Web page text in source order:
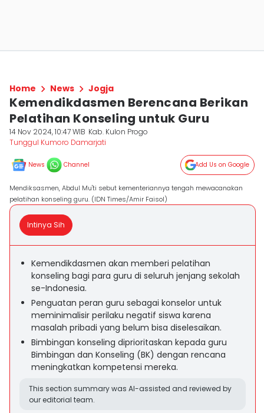
Home News Jogja
Kemendikdasmen Berencana Berikan
Pelatihan Konseling untuk Guru
14 Nov 2024, 10:47 WIB Kab. Kulon Progo
Tunggul Kumoro Damarjati
News Channel Add Us on Google
Mendiksasmen, Abdul Mu'ti sebut kementeriannya tengah mewacanakan
pelatihan konseling guru. (IDN Times/Amir Faisol)
Intinya Sih
Kemendikdasmen akan memberi pelatihan
konseling bagi para guru di seluruh jenjang sekolah
se-Indonesia.
Penguatan peran guru sebagai konselor untuk
meminimalisir perilaku negatif siswa karena
masalah pribadi yang belum bisa diselesaikan.
Bimbingan konseling diprioritaskan kepada guru
Bimbingan dan Konseling (BK) dengan rencana
meningkatkan kompetensi mereka.
This section summary was AI-assisted and reviewed by
our editorial team.